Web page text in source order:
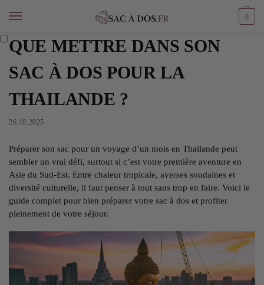
0
QUE METTRE DANS SON
SAC À DOS POUR LA
THAILANDE ?
26.10.2025
Préparer son sac pour un voyage d’un mois en Thaïlande peut
sembler un vrai défi, surtout si c’est votre première aventure en
Asie du Sud-Est. Entre chaleur tropicale, averses soudaines et
diversité culturelle, il faut penser à tout sans trop en faire. Voici le
guide complet pour bien préparer votre sac à dos et profiter
pleinement de votre séjour.